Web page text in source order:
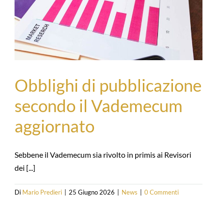
Obblighi di pubblicazione
secondo il Vademecum
aggiornato
Sebbene il Vademecum sia rivolto in primis ai Revisori
dei [...]
Di Mario Predieri 25 Giugno 2026 News
0 Commenti